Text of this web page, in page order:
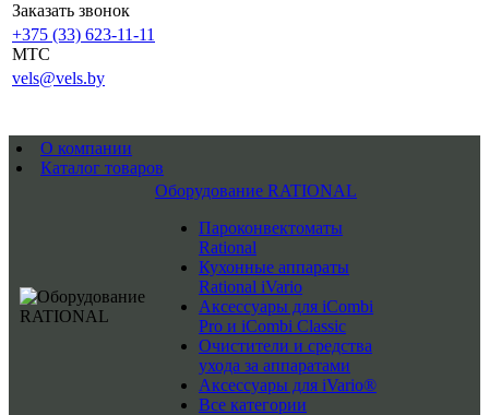
Заказать звонок
+375 (33) 623-11-11
MTC
vels@vels.by
О компании
Каталог товаров
Оборудование RATIONAL
Пароконвектоматы
Rational
Кухонные аппараты
Rational iVario
Аксессуары для iCombi
Pro и iCombi Classic
Очистители и средства
ухода за аппаратами
Аксессуары для iVario®
Все категории